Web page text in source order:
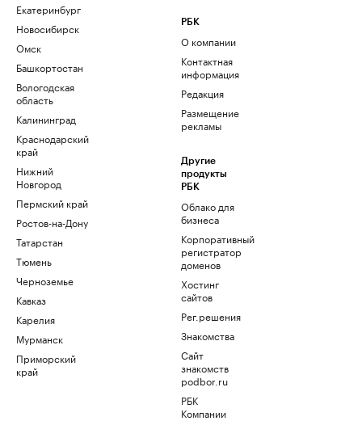
Екатеринбург
Новосибирск
Омск
Башкортостан
Вологодская
область
Калининград
Краснодарский
край
Нижний
Новгород
Пермский край
Ростов-на-Дону
Татарстан
Тюмень
Черноземье
Кавказ
Карелия
Мурманск
Приморский
край
РБК
О компании
Контактная
информация
Редакция
Размещение
рекламы
Другие
продукты
РБК
Облако для
бизнеса
Корпоративный
регистратор
доменов
Хостинг
сайтов
Рег.решения
Знакомства
Сайт
знакомств
podbor.ru
РБК
Компании